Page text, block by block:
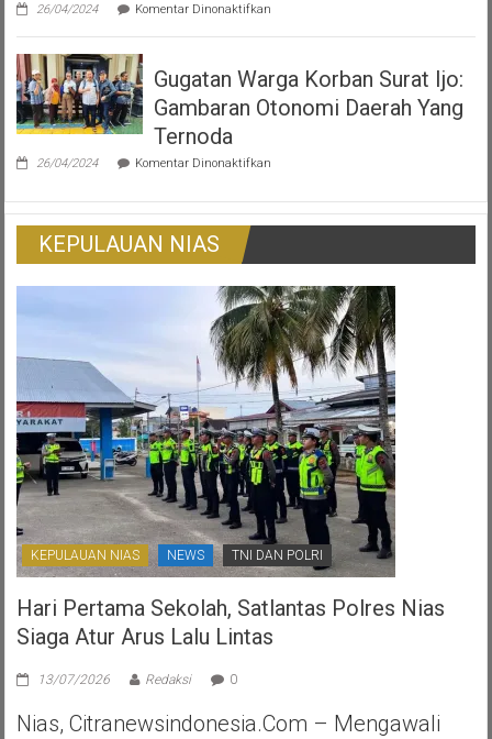
di
Timur
26/04/2024 Komentar Dinonaktifkan
Lewi
:
Surabaya
Butuh
Tradisional
Gugatan Warga Korban Surat Ijo:
Gambaran Otonomi Daerah Yang
Ternoda
26/04/2024 Komentar Dinonaktifkan
Korban
Surat
Gambaran
Daerah
Yang
Ternoda
KEPULAUAN NIAS
KEPULAUAN NIAS NEWS TNI DAN POLRI
Hari Pertama Sekolah, Satlantas Polres Nias
Siaga Atur Arus Lalu Lintas
13/07/2026 Redaksi 0
Nias, Citranewsindonesia.com – Mengawali